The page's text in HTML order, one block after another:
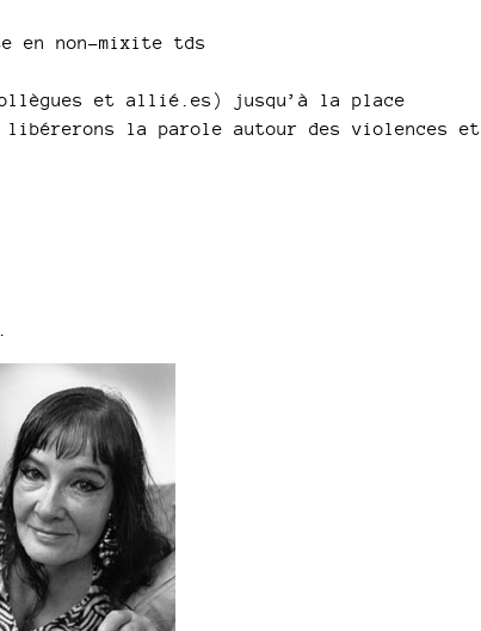
en non-mixite tds
et allié.es) jusqu’à la place
libérerons la parole autour des violences et